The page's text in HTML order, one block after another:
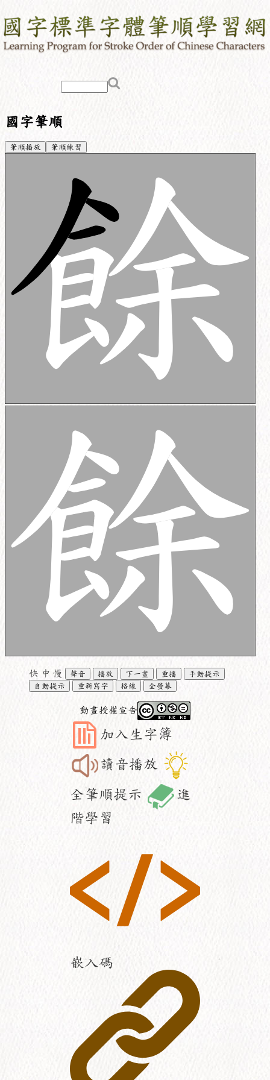
國字筆順
筆順播放 筆順練習
快 中 慢 聲音 播放 下一畫 重播
手動提示
自動提示
重新寫字 格線 全螢幕
動畫授權宣告
加入生字簿
讀音播放
全筆順提示
進
階學習
嵌入碼